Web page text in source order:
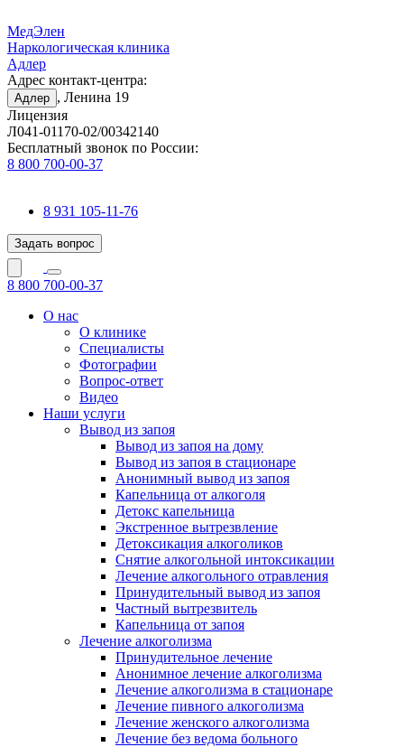
МедЭлен
Наркологическая клиника
Адлер
Адрес контакт-центра:
Адлер , Ленина 19
Лицензия
Л041-01170-02/00342140
Бесплатный звонок по России:
8 800 700-00-37
8 931 105-11-76
Задать вопрос
8 800 700-00-37
О нас
О клинике
Специалисты
Фотографии
Вопрос-ответ
Видео
Наши услуги
Вывод из запоя
Вывод из запоя на дому
Вывод из запоя в стационаре
Анонимный вывод из запоя
Капельница от алкоголя
Детокс капельница
Экстренное вытрезвление
Детоксикация алкоголиков
Снятие алкогольной интоксикации
Лечение алкогольного отравления
Принудительный вывод из запоя
Частный вытрезвитель
Капельница от запоя
Лечение алкоголизма
Принудительное лечение
Анонимное лечение алкоголизма
Лечение алкоголизма в стационаре
Лечение пивного алкоголизма
Лечение женского алкоголизма
Лечение без ведома больного